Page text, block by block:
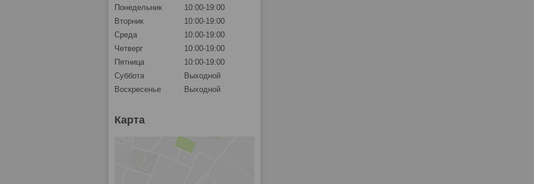
Понедельник
10:00-19:00
Вторник
10:00-19:00
Среда
10:00-19:00
Четверг
10:00-19:00
Пятница
10:00-19:00
Суббота
Выходной
Воскресенье
Выходной
Карта